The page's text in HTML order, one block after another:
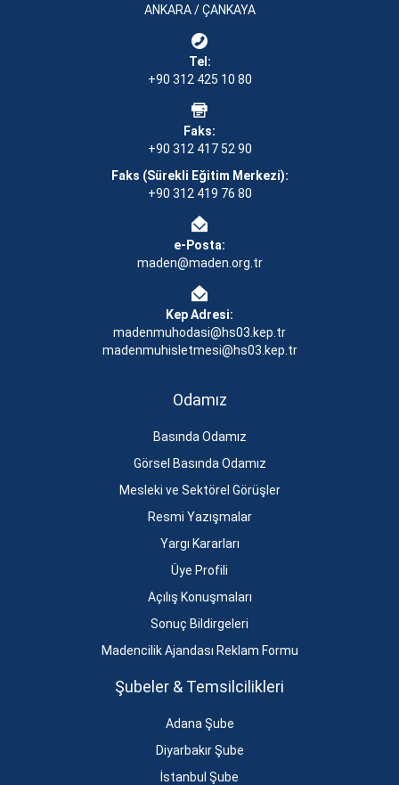
ANKARA / ÇANKAYA
Tel:
+90 312 425 10 80
Faks:
+90 312 417 52 90
Faks (Sürekli Eğitim Merkezi):
+90 312 419 76 80
e-Posta:
maden@maden.org.tr
Kep Adresi:
madenmuhodasi@hs03.kep.tr
madenmuhisletmesi@hs03.kep.tr
Odamız
Basında Odamız
Görsel Basında Odamız
Mesleki ve Sektörel Görüşler
Resmi Yazışmalar
Yargı Kararları
Üye Profili
Açılış Konuşmaları
Sonuç Bildirgeleri
Madencilik Ajandası Reklam Formu
Şubeler & Temsilcilikleri
Adana Şube
Diyarbakır Şube
İstanbul Şube